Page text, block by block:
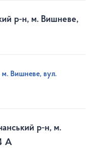
р-н, м. Вишневе,
м. Вишневе, вул.
р-н, м.
А